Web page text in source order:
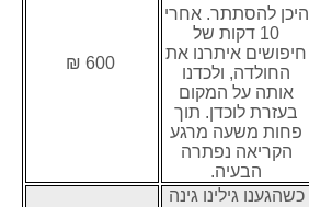
היכן להסתתר. אחרי
10 דקות של
חיפושים איתרנו את
החולדה, ולכדנו
אותה על המקום
בעזרת לוכדן. תוך
פחות משעה מרגע
הקריאה נפתרה
הבעיה.
600 ₪
כשהגענו גילינו גינה